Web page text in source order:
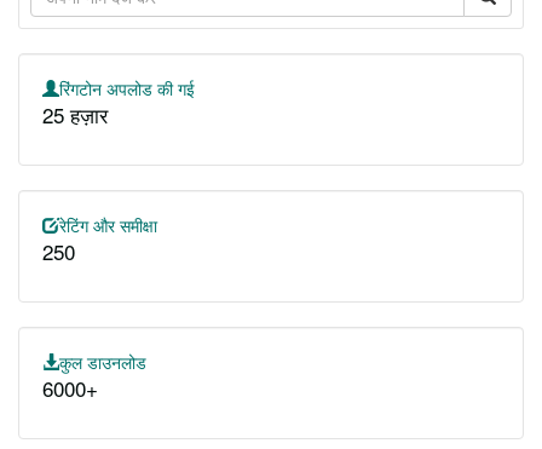
रिंगटोन अपलोड की गई
25 हज़ार
रेटिंग और समीक्षा
250
कुल डाउनलोड
6000+